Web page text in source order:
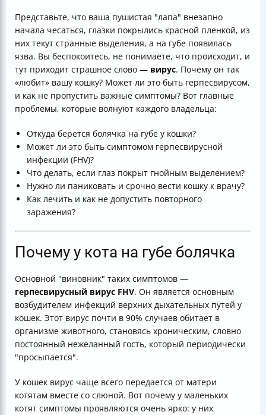
Представьте, что ваша пушистая "лапа" внезапно
начала чесаться, глазки покрылись красной пленкой, из
них текут странные выделения, а на губе появилась
язва. Вы беспокоитесь, не понимаете, что происходит, и
тут приходит страшное слово — вирус. Почему он так
«любит» вашу кошку? Может ли это быть герпесвирусом,
и как не пропустить важные симптомы? Вот главные
проблемы, которые волнуют каждого владельца:
Откуда берется болячка на губе у кошки?
Может ли это быть симптомом герпесвирусной
инфекции (FHV)?
Что делать, если глаз покрыт гнойным выделением?
Нужно ли паниковать и срочно вести кошку к врачу?
Как лечить и как не допустить повторного
заражения?
Почему у кота на губе болячка
Основной "виновник" таких симптомов —
герпесвирусный вирус FHV. Он является основным
возбудителем инфекций верхних дыхательных путей у
кошек. Этот вирус почти в 90% случаев обитает в
организме животного, становясь хроническим, словно
постоянный нежеланный гость, который периодически
"просыпается".
У кошек вирус чаще всего передается от матери
котятам вместе со слюной. Вот почему у маленьких
котят симптомы проявляются очень ярко: у них